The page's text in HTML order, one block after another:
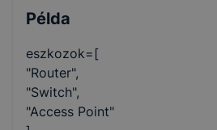
Példa
eszkozok=[
"Router",
"Switch",
"Access Point"